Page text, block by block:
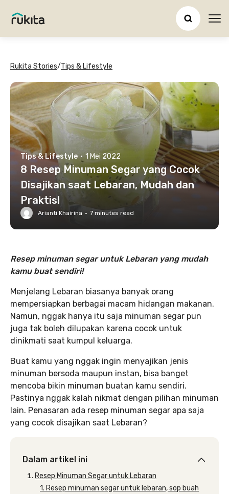
Rukita Stories/Tips & Lifestyle
Tips & Lifestyle · 1 Mei 2022
8 Resep Minuman Segar yang Cocok
Disajikan saat Lebaran, Mudah dan
Praktis!
Arianti Khairina · 7 minutes read
Resep minuman segar untuk Lebaran yang mudah
kamu buat sendiri!
Menjelang Lebaran biasanya banyak orang
mempersiapkan berbagai macam hidangan makanan.
Namun, nggak hanya itu saja minuman segar pun
juga tak boleh dilupakan karena cocok untuk
dinikmati saat kumpul keluarga.
Buat kamu yang nggak ingin menyajikan jenis
minuman bersoda maupun instan, bisa banget
mencoba bikin minuman buatan kamu sendiri.
Pastinya nggak kalah nikmat dengan pilihan minuman
lain. Penasaran ada resep minuman segar apa saja
yang cocok disajikan saat Lebaran?
Dalam artikel ini
Resep Minuman Segar untuk Lebaran
1. Resep minuman segar untuk lebaran, sop buah